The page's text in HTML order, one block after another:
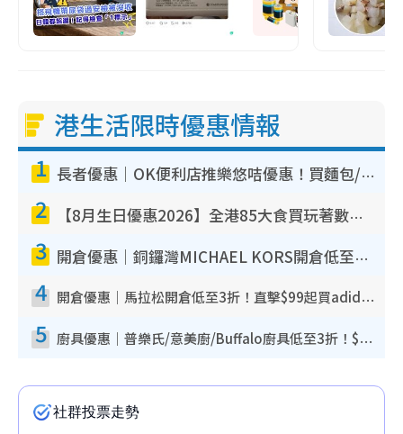
港生活限時優惠情報
1 長者優惠｜OK便利店推樂悠咭優惠！買麵包/牛奶/保健品拍卡即減
2 【8月生日優惠2026】全港85大食買玩著數攻略 自助餐/火鍋放題同行免費＋誠品/DONKI送現金券
3 開倉優惠｜銅鑼灣MICHAEL KORS開倉低至17折！直擊$500起買手袋/銀包/鞋款 必買經典Jet Set系列
4 開倉優惠｜馬拉松開倉低至3折！直擊$99起買adidas／New Balance／Puma鞋款 STANLEY保溫杯劈價至$119起
5 廚具優惠｜普樂氏/意美廚/Buffalo廚具低至3折！$89起買煎鍋／炒鑊／個人鍋 同場小家電激減至$99起